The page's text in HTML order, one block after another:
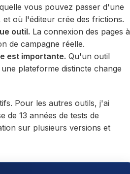
vous pouvez passer d'une
et où l'éditeur crée des frictions.
outil. La connexion des pages à
de campagne réelle.
est importante. Qu'un outil
plateforme distincte change
Pour les autres outils, j'ai
de 13 années de tests de
sur plusieurs versions et